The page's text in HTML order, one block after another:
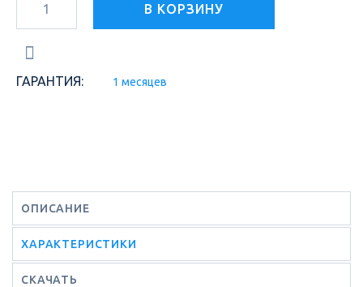
В КОРЗИНУ
ГАРАНТИЯ: 1 месяцев
ОПИСАНИЕ
ХАРАКТЕРИСТИКИ
СКАЧАТЬ